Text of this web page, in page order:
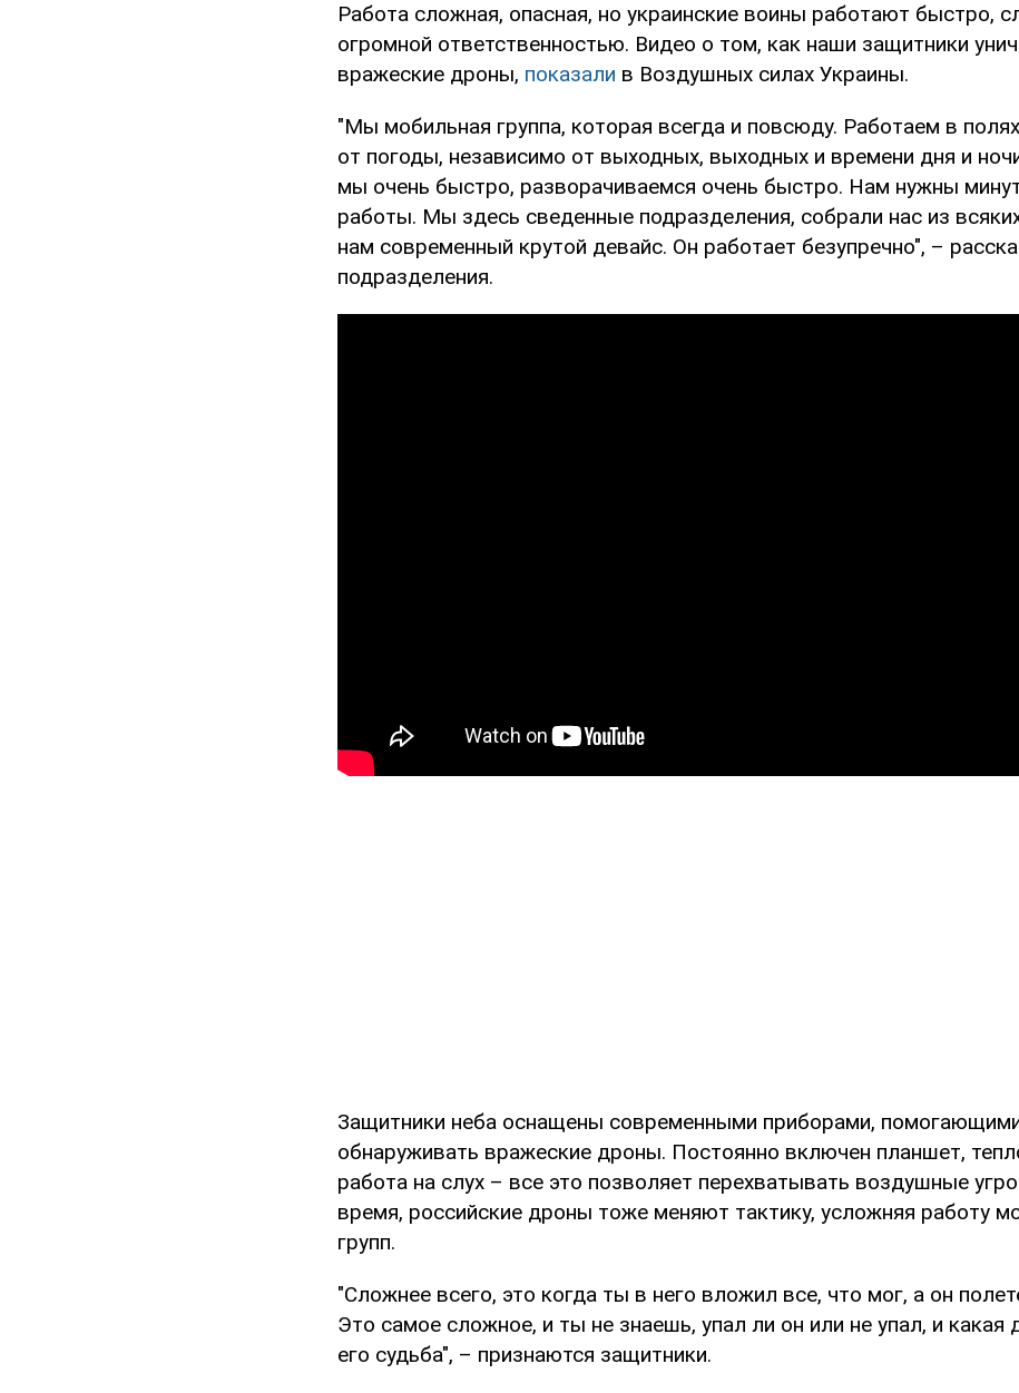
Работа сложная, опасная, но украинские воины работают быстро,
огромной ответственностью. Видео о том, как наши защитники
вражеские дроны, показали в Воздушных силах Украины.
"Мы мобильная группа, которая всегда и повсюду. Работаем в
от погоды, независимо от выходных, выходных и времени дня и
мы очень быстро, разворачиваемся очень быстро. Нам нужны
работы. Мы здесь сведенные подразделения, собрали нас из
нам современный крутой девайс. Он работает безупречно", –
подразделения.
Защитники неба оснащены современными приборами,
обнаруживать вражеские дроны. Постоянно включен планшет,
работа на слух – все это позволяет перехватывать воздушные
время, российские дроны тоже меняют тактику, усложняя работу
групп.
"Сложнее всего, это когда ты в него вложил все, что мог, а он
Это самое сложное, и ты не знаешь, упал ли он или не упал, и какая
его судьба", – признаются защитники.